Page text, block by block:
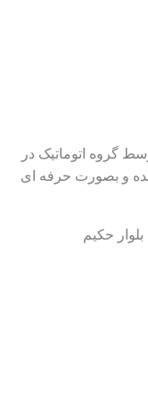
گروه اتوماتیک در
و بصورت حرفه ای
حکیم